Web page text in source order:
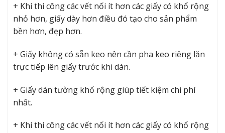
+ Khi thi công các vết nối ít hơn các giấy có khổ rộng
nhỏ hơn, giấy dày hơn điều đó tạo cho sản phẩm
bền hơn, đẹp hơn.
+ Giấy không có sẵn keo nên cần pha keo riêng lăn
trực tiếp lên giấy trước khi dán.
+ Giấy dán tường khổ rộng giúp tiết kiệm chi phí
nhất.
+ Khi thi công các vết nối ít hơn các giấy có khổ rộng